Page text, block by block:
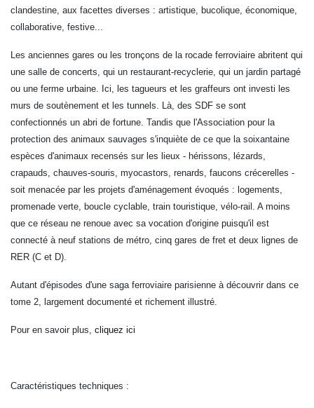
clandestine, aux facettes diverses : artistique, bucolique, économique,
collaborative, festive...
Les anciennes gares ou les tronçons de la rocade ferroviaire abritent qui
une salle de concerts, qui un restaurant-recyclerie, qui un jardin partagé
ou une ferme urbaine. Ici, les tagueurs et les graffeurs ont investi les
murs de soutènement et les tunnels. Là, des SDF se sont
confectionnés un abri de fortune. Tandis que l'Association pour la
protection des animaux sauvages s'inquiète de ce que la soixantaine
espèces d'animaux recensés sur les lieux - hérissons, lézards,
crapauds, chauves-souris, myocastors, renards, faucons crécerelles -
soit menacée par les projets d'aménagement évoqués : logements,
promenade verte, boucle cyclable, train touristique, vélo-rail. A moins
que ce réseau ne renoue avec sa vocation d'origine puisqu'il est
connecté à neuf stations de métro, cinq gares de fret et deux lignes de
RER (C et D).
Autant d'épisodes d'une saga ferroviaire parisienne à découvrir dans ce
tome 2, largement documenté et richement illustré.
Pour en savoir plus, cliquez ici
Caractéristiques techniques :